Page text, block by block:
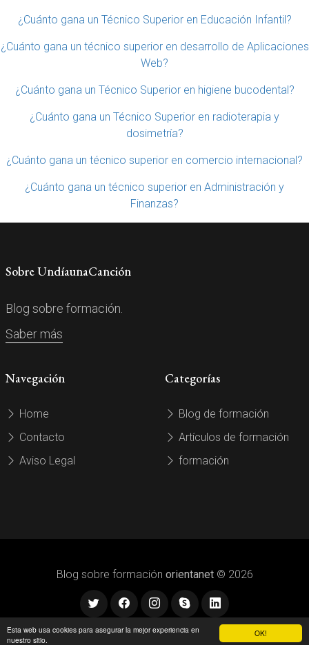
OK!
Esta web usa cookies para asegurar la mejor experiencia en
nuestro sitio.
¿Cuánto gana un Técnico Superior en Educación Infantil?
¿Cuánto gana un técnico superior en desarrollo de Aplicaciones
Web?
¿Cuánto gana un Técnico Superior en higiene bucodental?
¿Cuánto gana un Técnico Superior en radioterapia y
dosimetría?
¿Cuánto gana un técnico superior en comercio internacional?
¿Cuánto gana un técnico superior en Administración y
Finanzas?
Sobre UndíaunaCanción
Blog sobre formación.
Saber más
Navegación
Home
Contacto
Aviso Legal
Categorías
Blog de formación
Artículos de formación
formación
Blog sobre formación orientanet© 2026